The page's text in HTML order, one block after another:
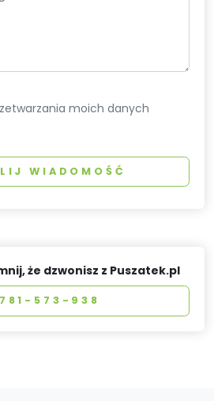
moich danych
WIADOMOŚĆ
że dzwonisz z Puszatek.pl
781-573-938